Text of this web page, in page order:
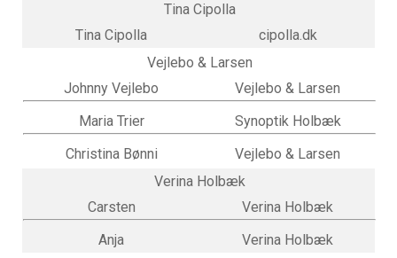
Tina Cipolla
Tina Cipolla
cipolla.dk
Vejlebo & Larsen
Johnny Vejlebo
Vejlebo & Larsen
Maria Trier
Synoptik Holbæk
Christina Bønni
Vejlebo & Larsen
Verina Holbæk
Carsten
Verina Holbæk
Anja
Verina Holbæk